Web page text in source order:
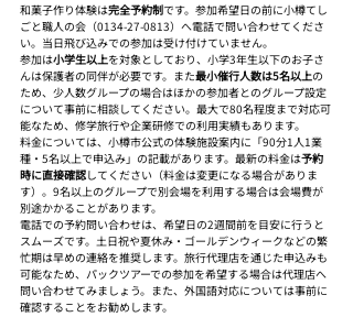
和菓子作り体験は完全予約制です。参加希望日の前に小樽てし
ごと職人の会（0134-27-0813）へ電話で問い合わせてくださ
い。当日飛び込みでの参加は受け付けていません。
参加は小学生以上を対象としており、小学3年生以下のお子さ
んは保護者の同伴が必要です。また最小催行人数は5名以上の
ため、少人数グループの場合はほかの参加者とのグループ設定
について事前に相談してください。最大で80名程度まで対応可
能なため、修学旅行や企業研修での利用実績もあります。
料金については、小樽市公式の体験施設案内に「90分1人1業
種・5名以上で申込み」の記載があります。最新の料金は予約
時に直接確認してください（料金は変更になる場合がありま
す）。9名以上のグループで別会場を利用する場合は会場費が
別途かかることがあります。
電話での予約問い合わせは、希望日の2週間前を目安に行うと
スムーズです。土日祝や夏休み・ゴールデンウィークなどの繁
忙期は早めの連絡を推奨します。旅行代理店を通じた申込みも
可能なため、パックツアーでの参加を希望する場合は代理店へ
問い合わせてみましょう。また、外国語対応については事前に
確認することをお勧めします。